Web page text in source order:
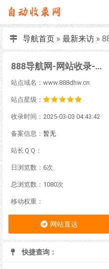
导航首页» 最新来访»
888导航网-网站收录-网址收录-网址导航-收录网站-自助广告系统
站点域名：www.888dhw.cn
站点星级：
收录时间：2025-03-03 04:43:42
备案信息： 暂无
站长ＱＱ：
日浏览数：6次
总浏览数：1080次
移动权重：
网站直达
快捷查询：